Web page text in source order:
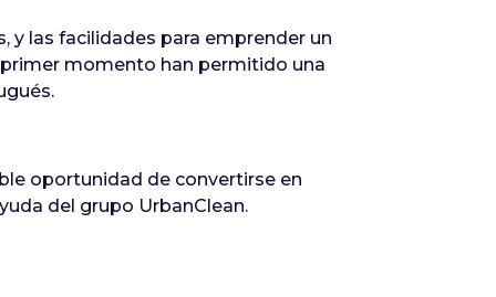
y las facilidades para emprender un
momento han permitido una
oportunidad de convertirse en
del grupo UrbanClean.